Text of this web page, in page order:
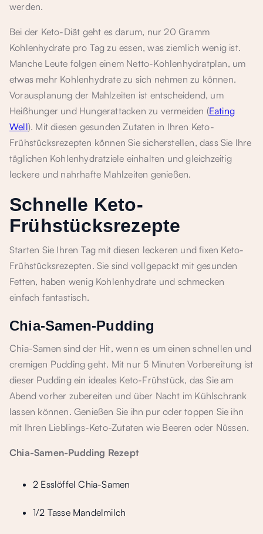
werden.
Bei der Keto-Diät geht es darum, nur 20 Gramm
Kohlenhydrate pro Tag zu essen, was ziemlich wenig ist.
Manche Leute folgen einem Netto-Kohlenhydratplan, um
etwas mehr Kohlenhydrate zu sich nehmen zu können.
Vorausplanung der Mahlzeiten ist entscheidend, um
Heißhunger und Hungerattacken zu vermeiden (Eating
Well). Mit diesen gesunden Zutaten in Ihren Keto-
Frühstücksrezepten können Sie sicherstellen, dass Sie Ihre
täglichen Kohlenhydratziele einhalten und gleichzeitig
leckere und nahrhafte Mahlzeiten genießen.
Schnelle Keto-
Frühstücksrezepte
Starten Sie Ihren Tag mit diesen leckeren und fixen Keto-
Frühstücksrezepten. Sie sind vollgepackt mit gesunden
Fetten, haben wenig Kohlenhydrate und schmecken
einfach fantastisch.
Chia-Samen-Pudding
Chia-Samen sind der Hit, wenn es um einen schnellen und
cremigen Pudding geht. Mit nur 5 Minuten Vorbereitung ist
dieser Pudding ein ideales Keto-Frühstück, das Sie am
Abend vorher zubereiten und über Nacht im Kühlschrank
lassen können. Genießen Sie ihn pur oder toppen Sie ihn
mit Ihren Lieblings-Keto-Zutaten wie Beeren oder Nüssen.
Chia-Samen-Pudding Rezept
2 Esslöffel Chia-Samen
1/2 Tasse Mandelmilch